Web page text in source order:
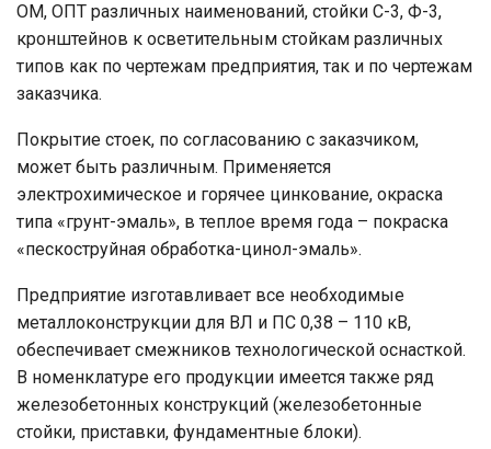
ОМ, ОПТ различных наименований, стойки С-3, Ф-3,
кронштейнов к осветительным стойкам различных
типов как по чертежам предприятия, так и по чертежам
заказчика.
Покрытие стоек, по согласованию с заказчиком,
может быть различным. Применяется
электрохимическое и горячее цинкование, окраска
типа «грунт-эмаль», в теплое время года – покраска
«пескоструйная обработка-цинол-эмаль».
Предприятие изготавливает все необходимые
металлоконструкции для ВЛ и ПС 0,38 – 110 кВ,
обеспечивает смежников технологической оснасткой.
В номенклатуре его продукции имеется также ряд
железобетонных конструкций (железобетонные
стойки, приставки, фундаментные блоки).